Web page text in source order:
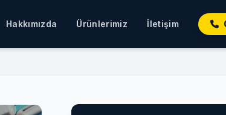
Hakkımızda Ürünlerimiz İletişim